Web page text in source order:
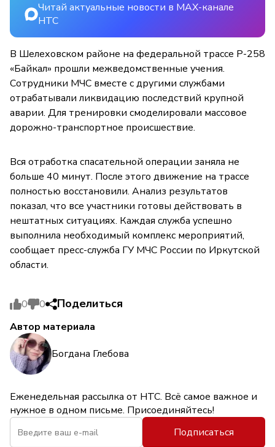
Читай актуальные новости в MAX-канале
НТС
В Шелеховском районе на федеральной трассе Р-258
«Байкал» прошли межведомственные учения.
Сотрудники МЧС вместе с другими службами
отрабатывали ликвидацию последствий крупной
аварии. Для тренировки смоделировали массовое
дорожно-транспортное происшествие.
Вся отработка спасательной операции заняла не
больше 40 минут. После этого движение на трассе
полностью восстановили. Анализ результатов
показал, что все участники готовы действовать в
нештатных ситуациях. Каждая служба успешно
выполнила необходимый комплекс мероприятий,
сообщает пресс-служба ГУ МЧС России по Иркутской
области.
0 0 Поделиться
Автор материала
Богдана Глебова
Еженедельная рассылка от НТС. Всё самое важное и
нужное в одном письме. Присоединяйтесь!
Подписаться